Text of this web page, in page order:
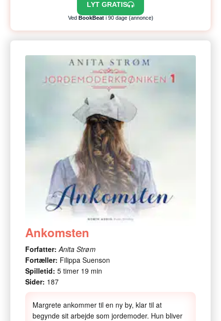
LYT GRATIS
Ved BookBeati 90 dage (annonce)
Ankomsten
Forfatter: Anita Strøm
Fortæller: Filippa Suenson
Spilletid: 5 timer 19 min
Sider: 187
Margrete ankommer til en ny by, klar til at
begynde sit arbejde som jordemoder. Hun bliver